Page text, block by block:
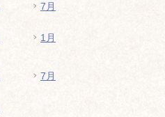
7月
1月
7月